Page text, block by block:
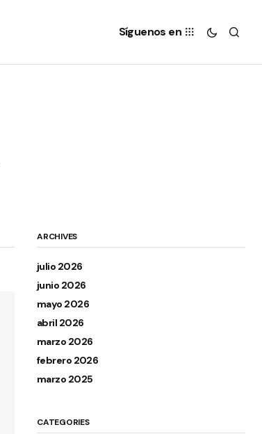
Síguenos en
ARCHIVES
julio 2026
junio 2026
mayo 2026
abril 2026
marzo 2026
febrero 2026
marzo 2025
CATEGORIES